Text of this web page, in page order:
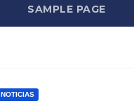
SAMPLE PAGE
NOTICIAS